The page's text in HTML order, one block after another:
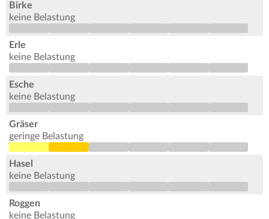
Birke
keine Belastung
Erle
keine Belastung
Esche
keine Belastung
Gräser
geringe Belastung
Hasel
keine Belastung
Roggen
keine Belastung